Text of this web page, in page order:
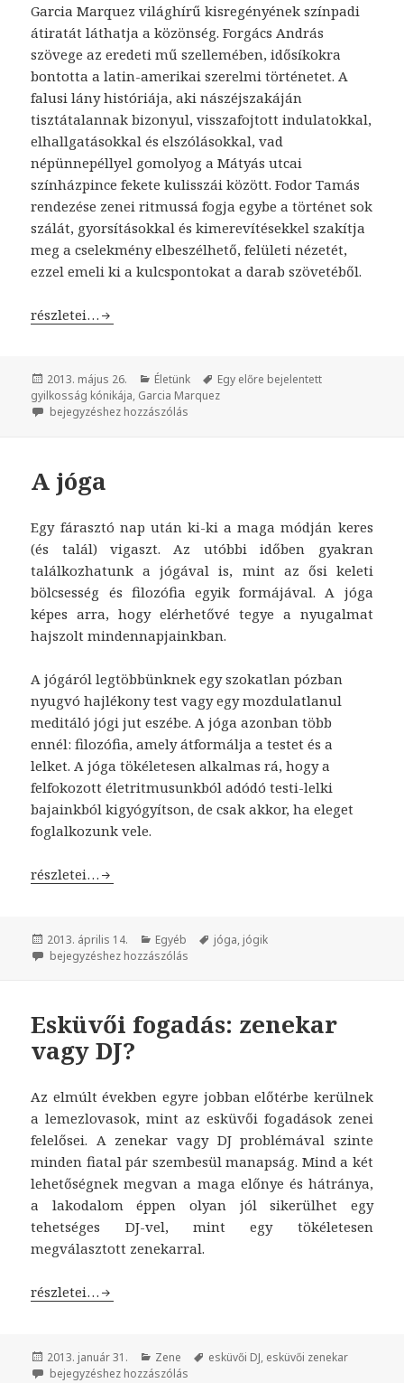
Garcia Marquez világhírű kisregényének színpadi
átiratát láthatja a közönség. Forgács András
szövege az eredeti mű szellemében, idősíkokra
bontotta a latin-amerikai szerelmi történetet. A
falusi lány históriája, aki nászéjszakáján
tisztátalannak bizonyul, visszafojtott indulatokkal,
elhallgatásokkal és elszólásokkal, vad
népünnepéllyel gomolyog a Mátyás utcai
színházpince fekete kulisszái között. Fodor Tamás
rendezése zenei ritmussá fogja egybe a történet sok
szálát, gyorsításokkal és kimerevítésekkel szakítja
meg a cselekmény elbeszélhető, felületi nézetét,
ezzel emeli ki a kulcspontokat a darab szövetéből.
Egy előre bejelentett gyilkosság krónikája
részletei…
Közzétéve
2013. május 26. Kategória
Életünk Címke
Egy előre bejelentett
gyilkosság kónikája, Garcia Marquez
Egy előre bejelentett gyilkosság krónikája
bejegyzéshez hozzászólás
A jóga
Egy fárasztó nap után ki-ki a maga módján keres
(és talál) vigaszt. Az utóbbi időben gyakran
találkozhatunk a jógával is, mint az ősi keleti
bölcsesség és filozófia egyik formájával. A jóga
képes arra, hogy elérhetővé tegye a nyugalmat
hajszolt mindennapjainkban.
A jógáról legtöbbünknek egy szokatlan pózban
nyugvó hajlékony test vagy egy mozdulatlanul
meditáló jógi jut eszébe. A jóga azonban több
ennél: filozófia, amely átformálja a testet és a
lelket. A jóga tökéletesen alkalmas rá, hogy a
felfokozott életritmusunkból adódó testi-lelki
bajainkból kigyógyítson, de csak akkor, ha eleget
foglalkozunk vele.
A jóga
részletei…
Közzétéve
2013. április 14. Kategória
Egyéb Címke
jóga, jógik
A jóga
bejegyzéshez hozzászólás
Esküvői fogadás: zenekar
vagy DJ?
Az elmúlt években egyre jobban előtérbe kerülnek
a lemezlovasok, mint az esküvői fogadások zenei
felelősei. A zenekar vagy DJ problémával szinte
minden fiatal pár szembesül manapság. Mind a két
lehetőségnek megvan a maga előnye és hátránya,
a lakodalom éppen olyan jól sikerülhet egy
tehetséges DJ-vel, mint egy tökéletesen
megválasztott zenekarral.
Esküvői fogadás: zenekar vagy DJ?
részletei…
Közzétéve
2013. január 31. Kategória
Zene Címke
esküvői DJ, esküvői zenekar
Esküvői fogadás: zenekar vagy DJ?
bejegyzéshez hozzászólás